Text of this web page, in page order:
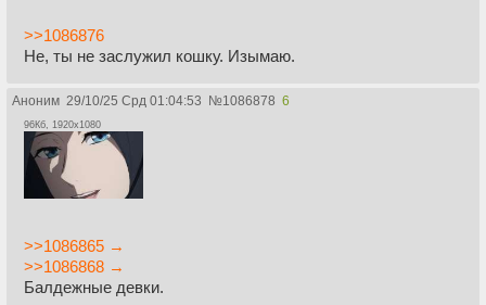
>>1086876
Не, ты не заслужил кошку. Изымаю.
Аноним 29/10/25 Срд 01:04:53 №1086878 6
96Кб, 1920x1080
>>1086865 →
>>1086868 →
Балдежные девки.